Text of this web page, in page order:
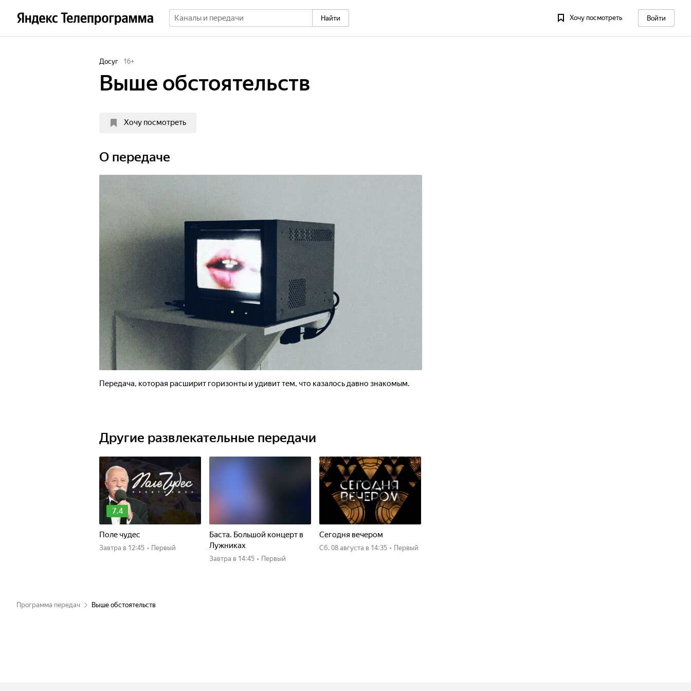
Найти Хочу посмотреть Войти
Досуг 16+
Выше обстоятельств
Хочу посмотреть
О передаче
Передача, которая расширит горизонты и удивит тем, что казалось давно знакомым.
Другие развлекательные передачи
7.4
Поле чудес
Завтра в 12:45 • Первый
Баста. Большой концерт в
Лужниках
Завтра в 14:45 • Первый
Сегодня вечером
сб, 08 августа в 14:35 • Первый
Программа передач Выше обстоятельств